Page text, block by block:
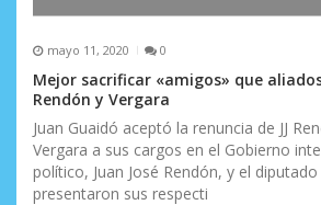
mayo 11, 2020 0
Mejor sacrificar «amigos» que
Rendón y Vergara
Juan Guaidó aceptó la renuncia de JJ
Vergara a sus cargos en el Gobierno
político, Juan José Rendón, y el
presentaron sus respecti